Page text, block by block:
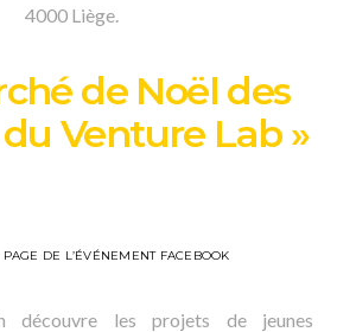
4000 Liège.
de Noël des
Venture Lab »
PAGE DE L’ÉVÉNEMENT FACEBOOK
les projets de jeunes